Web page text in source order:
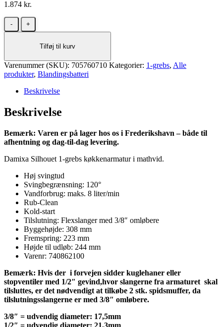
1.874 kr.
Damixa
Silhouet
antal
Tilføj til kurv
Varenummer (SKU): 705760710 Kategorier: 1-grebs, Alle
produkter, Blandingsbatteri
Beskrivelse
Beskrivelse
Bemærk: Varen er på lager hos os i Frederikshavn – både til
afhentning og dag-til-dag levering.
Damixa Silhouet 1-grebs køkkenarmatur i mathvid.
Høj svingtud
Svingbegrænsning: 120°
Vandforbrug: maks. 8 liter/min
Rub-Clean
Kold-start
Tilslutning: Flexslanger med 3/8″ omløbere
Byggehøjde: 308 mm
Fremspring: 223 mm
Højde til udløb: 244 mm
Varenr: 740862100
Bemærk: Hvis der i forvejen sidder kuglehaner eller
stopventiler med 1/2″ gevind,hvor slangerne fra armaturet skal
tilsluttes, er det nødvendigt at tilkøbe 2 stk. spidsmuffer, da
tilslutningsslangerne er med 3/8″ omløbere.
3/8″ = udvendig diameter: 17,5mm
1/2″ = udvendig diameter: 21,3mm